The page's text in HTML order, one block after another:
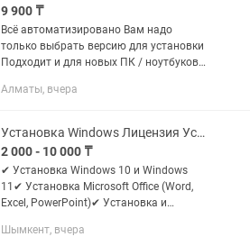
9 900 ₸
Всё автоматизировано Вам надо
только выбрать версию для установки
Подходит и для новых ПК / ноутбуков
x64 (Home, Pro) полные версии c
Алматы, вчера
Установка Windows Лицензия Установка Microsoft Office по НИЗКИМ ЦЕНАМ
2 000 - 10 000 ₸
✔ Установка Windows 10 и Windows
11✔ Установка Microsoft Office (Word,
Excel, PowerPoint)✔ Установка и
необходимых программ (браузеры,
Шымкент, вчера